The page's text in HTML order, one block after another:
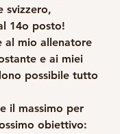
svizzero,
14o posto!
al mio allenatore
e ai miei
possibile tutto
il massimo per
obiettivo: